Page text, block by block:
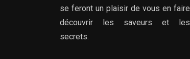
se feront un plaisir de vous en faire
découvrir les saveurs et les
secrets.